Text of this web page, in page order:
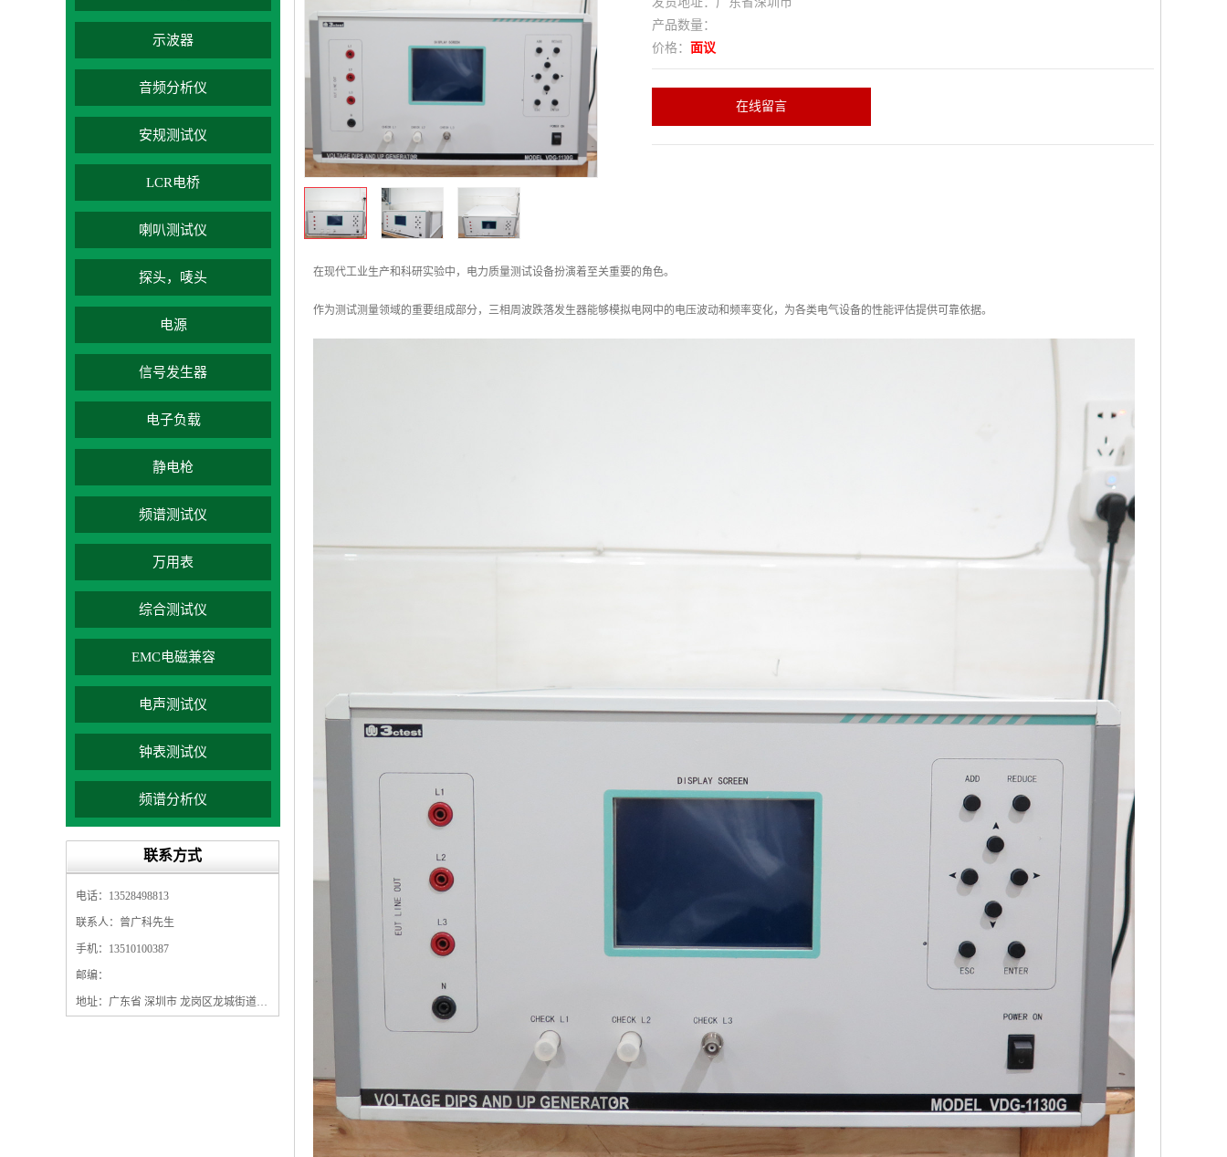
示波器
音频分析仪
安规测试仪
LCR电桥
喇叭测试仪
探头，唛头
电源
信号发生器
电子负载
静电枪
频谱测试仪
万用表
综合测试仪
EMC电磁兼容
电声测试仪
钟表测试仪
频谱分析仪
联系方式
电话：13528498813
联系人：曾广科先生
手机：13510100387
邮编：
地址：广东省 深圳市 龙岗区龙城街道龙翔大道9009号珠江广场A1栋5F
产品数量：
价格： 面议
在线留言
在现代工业生产和科研实验中，电力质量测试设备扮演着至关重要的角色。
作为测试测量领域的重要组成部分，三相周波跌落发生器能够模拟电网中的电压波动和频率变化，为各类电气设备的性能评估提供可靠依据。